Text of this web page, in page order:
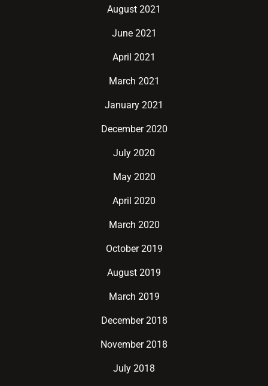
August 2021
June 2021
April 2021
March 2021
January 2021
December 2020
July 2020
May 2020
April 2020
March 2020
October 2019
August 2019
March 2019
December 2018
November 2018
July 2018